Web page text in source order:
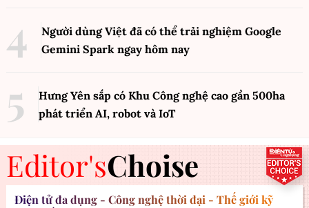
Người dùng Việt đã có thể trải nghiệm Google
Gemini Spark ngay hôm nay
Hưng Yên sắp có Khu Công nghệ cao gần 500ha
phát triển AI, robot và IoT
Editor'sChoise
Điện tử đa dụng - Công nghệ thời đại - Thế giới kỹ